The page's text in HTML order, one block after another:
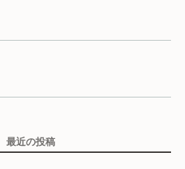
最近の投稿